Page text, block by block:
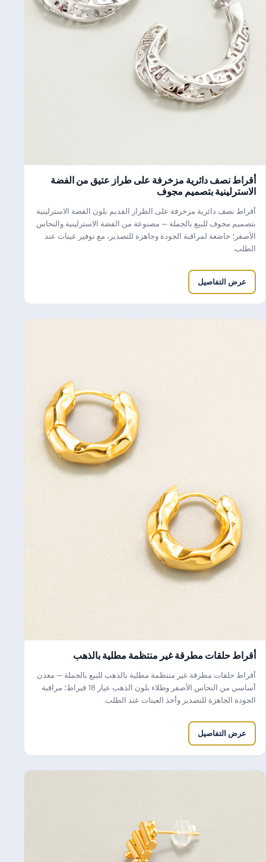
أقراط نصف دائرية مزخرفة على طراز عتيق من الفضة
الاسترلينية بتصميم مجوف
أقراط نصف دائرية مزخرفة على الطراز القديم بلون الفضة الاسترلينية
بتصميم مجوف للبيع بالجملة — مصنوعة من الفضة الاسترلينية والنحاس
الأصفر؛ خاضعة لمراقبة الجودة وجاهزة للتصدير، مع توفير عينات عند
الطلب.
عرض التفاصيل
أقراط حلقات مطرقة غير منتظمة مطلية بالذهب
أقراط حلقات مطرقة غير منتظمة مطلية بالذهب للبيع بالجملة — معدن
أساسي من النحاس الأصفر وطلاء بلون الذهب عيار 18 قيراط؛ مراقبة
الجودة الجاهزة للتصدير وأخذ العينات عند الطلب.
عرض التفاصيل